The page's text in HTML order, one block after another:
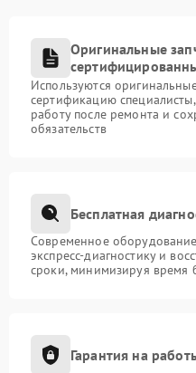
Оригинальные
Используются
сертификацию
работу после ремонта и
обязательств
Бесплатная
Современное
экспресс-диагностику и
сроки, минимизируя время
Гарантия на